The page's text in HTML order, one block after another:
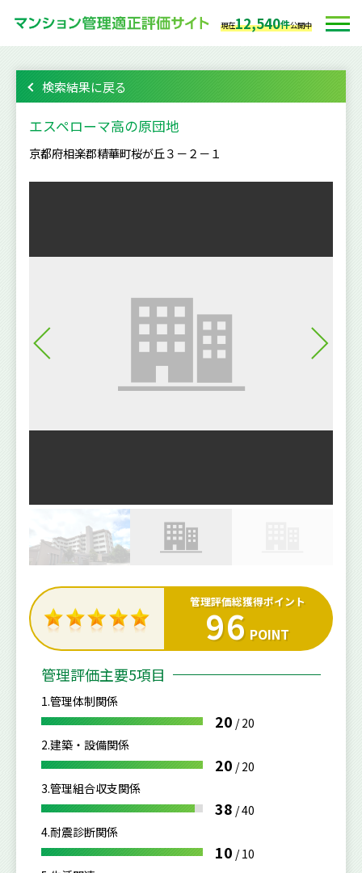
現在12,540件公開中
検索結果に戻る
エスペローマ高の原団地
京都府相楽郡精華町桜が丘３－２－１
管理評価総獲得ポイント
96 POINT
管理評価主要5項目
1.管理体制関係
20 /20
2.建築・設備関係
20 /20
3.管理組合収支関係
38 /40
4.耐震診断関係
10 /10